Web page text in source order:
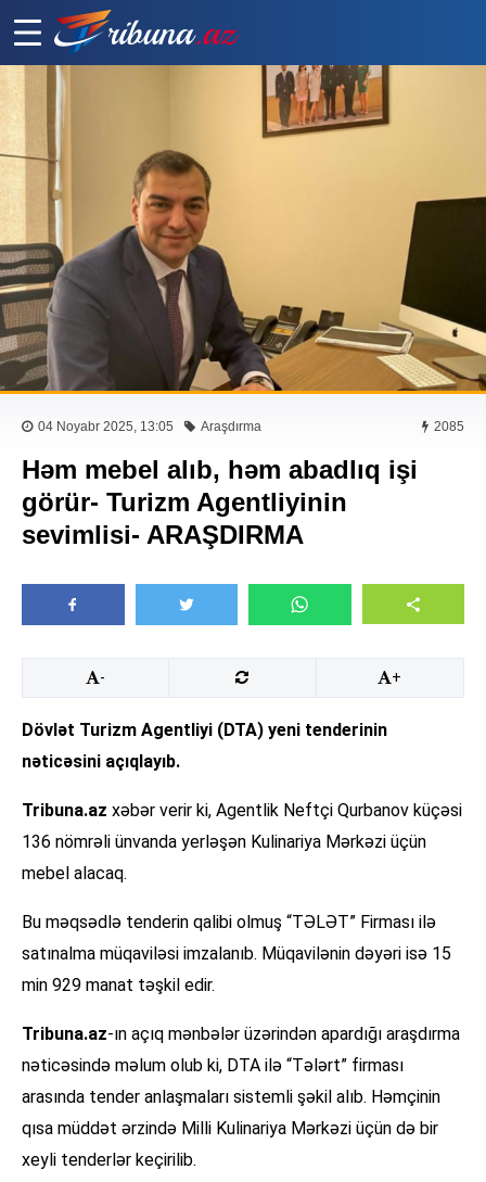
04 Noyabr 2025, 13:05 Araşdırma 2085
Həm mebel alıb, həm abadlıq işi
görür- Turizm Agentliyinin
sevimlisi- ARAŞDIRMA
- +
Dövlət Turizm Agentliyi (DTA) yeni tenderinin
nəticəsini açıqlayıb.
Tribuna.az xəbər verir ki, Agentlik Neftçi Qurbanov küçəsi
136 nömrəli ünvanda yerləşən Kulinariya Mərkəzi üçün
mebel alacaq.
Bu məqsədlə tenderin qalibi olmuş “TƏLƏT” Firması ilə
satınalma müqaviləsi imzalanıb. Müqavilənin dəyəri isə 15
min 929 manat təşkil edir.
Tribuna.az-ın açıq mənbələr üzərindən apardığı araşdırma
nəticəsində məlum olub ki, DTA ilə “Tələrt” firması
arasında tender anlaşmaları sistemli şəkil alıb. Həmçinin
qısa müddət ərzində Milli Kulinariya Mərkəzi üçün də bir
xeyli tenderlər keçirilib.